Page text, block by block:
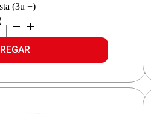
(3u +)